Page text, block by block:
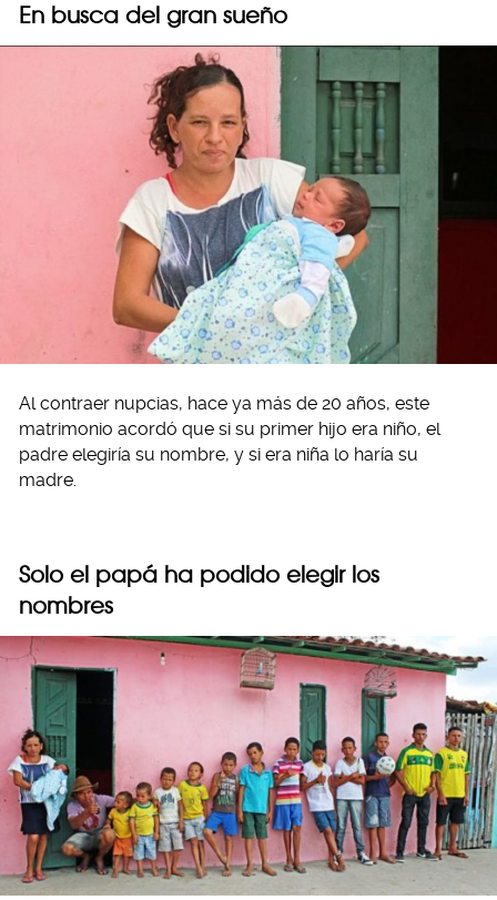
En busca del gran sueño
Al contraer nupcias, hace ya más de 20 años, este
matrimonio acordó que si su primer hijo era niño, el
padre elegiría su nombre, y si era niña lo haría su
madre.
Solo el papá ha podido elegir los
nombres